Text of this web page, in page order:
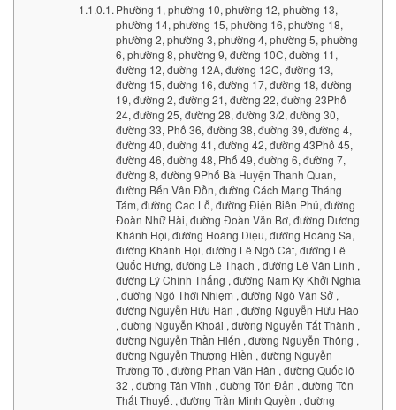
Phường 1, phường 10, phường 12, phường 13,
phường 14, phường 15, phường 16, phường 18,
phường 2, phường 3, phường 4, phường 5, phường
6, phường 8, phường 9, đường 10C, đường 11,
đường 12, đường 12A, đường 12C, đường 13,
đường 15, đường 16, đường 17, đường 18, đường
19, đường 2, đường 21, đường 22, đường 23Phố
24, đường 25, đường 28, đường 3/2, đường 30,
đường 33, Phố 36, đường 38, đường 39, đường 4,
đường 40, đường 41, đường 42, đường 43Phố 45,
đường 46, đường 48, Phố 49, đường 6, đường 7,
đường 8, đường 9Phố Bà Huyện Thanh Quan,
đường Bến Vân Đồn, đường Cách Mạng Tháng
Tám, đường Cao Lỗ, đường Điện Biên Phủ, đường
Đoàn Nhữ Hài, đường Đoàn Văn Bơ, đường Dương
Khánh Hội, đường Hoàng Diệu, đường Hoàng Sa,
đường Khánh Hội, đường Lê Ngô Cát, đường Lê
Quốc Hưng, đường Lê Thạch , đường Lê Văn Linh ,
đường Lý Chính Thắng , đường Nam Kỳ Khởi Nghĩa
, đường Ngô Thời Nhiệm , đường Ngô Văn Sở ,
đường Nguyễn Hữu Hãn , đường Nguyễn Hữu Hào
, đường Nguyễn Khoái , đường Nguyễn Tất Thành ,
đường Nguyễn Thần Hiến , đường Nguyễn Thông ,
đường Nguyễn Thượng Hiền , đường Nguyễn
Trường Tộ , đường Phan Văn Hân , đường Quốc lộ
32 , đường Tân Vĩnh , đường Tôn Đản , đường Tôn
Thất Thuyết , đường Trần Minh Quyền , đường